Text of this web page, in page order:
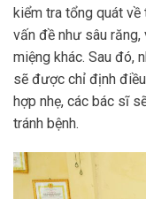
kiểm tra tổng quát
vấn đề như sâu
miệng khác. Sau đó,
sẽ được chỉ định
hợp nhẹ, các bác sĩ
tránh bệnh.